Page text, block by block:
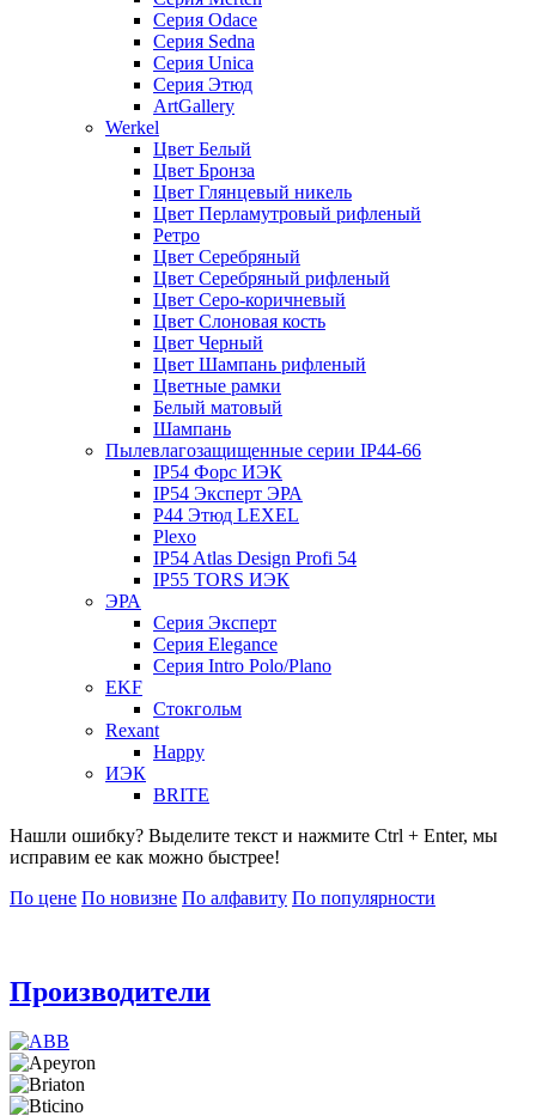
Серия Odace
Серия Sedna
Серия Unica
Серия Этюд
ArtGallery
Werkel
Цвет Белый
Цвет Бронза
Цвет Глянцевый никель
Цвет Перламутровый рифленый
Ретро
Цвет Серебряный
Цвет Серебряный рифленый
Цвет Серо-коричневый
Цвет Слоновая кость
Цвет Черный
Цвет Шампань рифленый
Цветные рамки
Белый матовый
Шампань
Пылевлагозащищенные серии IP44-66
IP54 Форс ИЭК
IP54 Эксперт ЭРА
P44 Этюд LEXEL
Plexo
IP54 Atlas Design Profi 54
IP55 TORS ИЭК
ЭРА
Серия Эксперт
Серия Elegance
Серия Intro Polo/Plano
EKF
Стокгольм
Rexant
Happy
ИЭК
BRITE
Нашли ошибку? Выделите текст и нажмите Ctrl + Enter, мы
исправим ее как можно быстрее!
По цене По новизне По алфавиту По популярности
Производители